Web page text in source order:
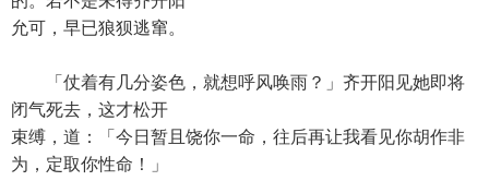
允可，早已狼狈逃窜。
「仗着有几分姿色，就想呼风唤雨？」齐开阳见她即将
闭气死去，这才松开
束缚，道：「今日暂且饶你一命，往后再让我看见你胡作非
为，定取你性命！」